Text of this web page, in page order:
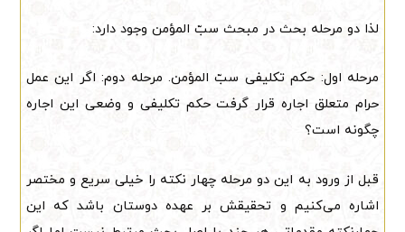
لذا دو مرحله بحث در مبحث سبّ المؤمن وجود دارد:
مرحله اول: حکم تکلیفی سبّ المؤمن. مرحله دوم: اگر این عمل
حرام متعلق اجاره قرار گرفت حکم تکلیفی و وضعی این اجاره
چگونه است؟
قبل از ورود به این دو مرحله چهار نکته را خیلی سریع و مختصر
اشاره می‌کنیم و تحقیقش بر عهده دوستان باشد که این